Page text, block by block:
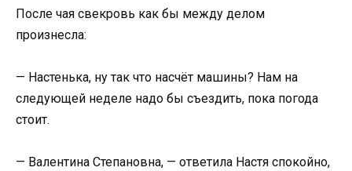
После чая свекровь как бы между делом
произнесла:
— Настенька, ну так что насчёт машины? Нам на
следующей неделе надо бы съездить, пока погода
стоит.
— Валентина Степановна, — ответила Настя спокойно,